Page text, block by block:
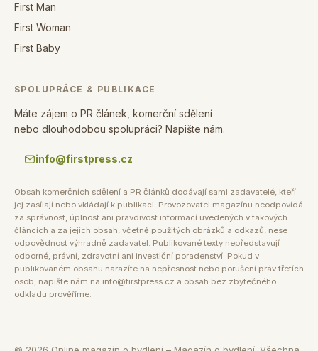
First Man
First Woman
First Baby
SPOLUPRÁCE & PUBLIKACE
Máte zájem o PR článek, komerční sdělení
nebo dlouhodobou spolupráci? Napište nám.
info@firstpress.cz
Obsah komerčních sdělení a PR článků dodávají sami zadavatelé, kteří
jej zasílají nebo vkládají k publikaci. Provozovatel magazínu neodpovídá
za správnost, úplnost ani pravdivost informací uvedených v takových
článcích a za jejich obsah, včetně použitých obrázků a odkazů, nese
odpovědnost výhradně zadavatel. Publikované texty nepředstavují
odborné, právní, zdravotní ani investiční poradenství. Pokud v
publikovaném obsahu narazíte na nepřesnost nebo porušení práv třetích
osob, napište nám na info@firstpress.cz a obsah bez zbytečného
odkladu prověříme.